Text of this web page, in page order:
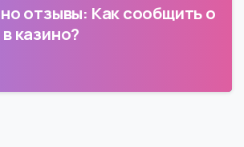
отзывы: Как сообщить о
казино?